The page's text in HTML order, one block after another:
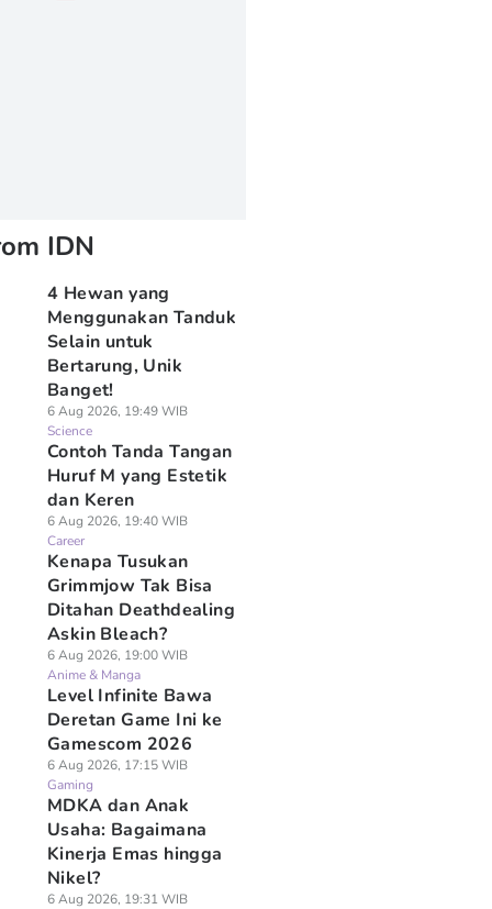
IDN
4 Hewan yang
Menggunakan Tanduk
Selain untuk
Bertarung, Unik
Banget!
6 Aug 2026, 19:49 WIB
Science
Contoh Tanda Tangan
Huruf M yang Estetik
dan Keren
6 Aug 2026, 19:40 WIB
Career
Kenapa Tusukan
Grimmjow Tak Bisa
Ditahan Deathdealing
Askin Bleach?
6 Aug 2026, 19:00 WIB
Anime & Manga
Level Infinite Bawa
Deretan Game Ini ke
Gamescom 2026
6 Aug 2026, 17:15 WIB
Gaming
MDKA dan Anak
Usaha: Bagaimana
Kinerja Emas hingga
Nikel?
6 Aug 2026, 19:31 WIB